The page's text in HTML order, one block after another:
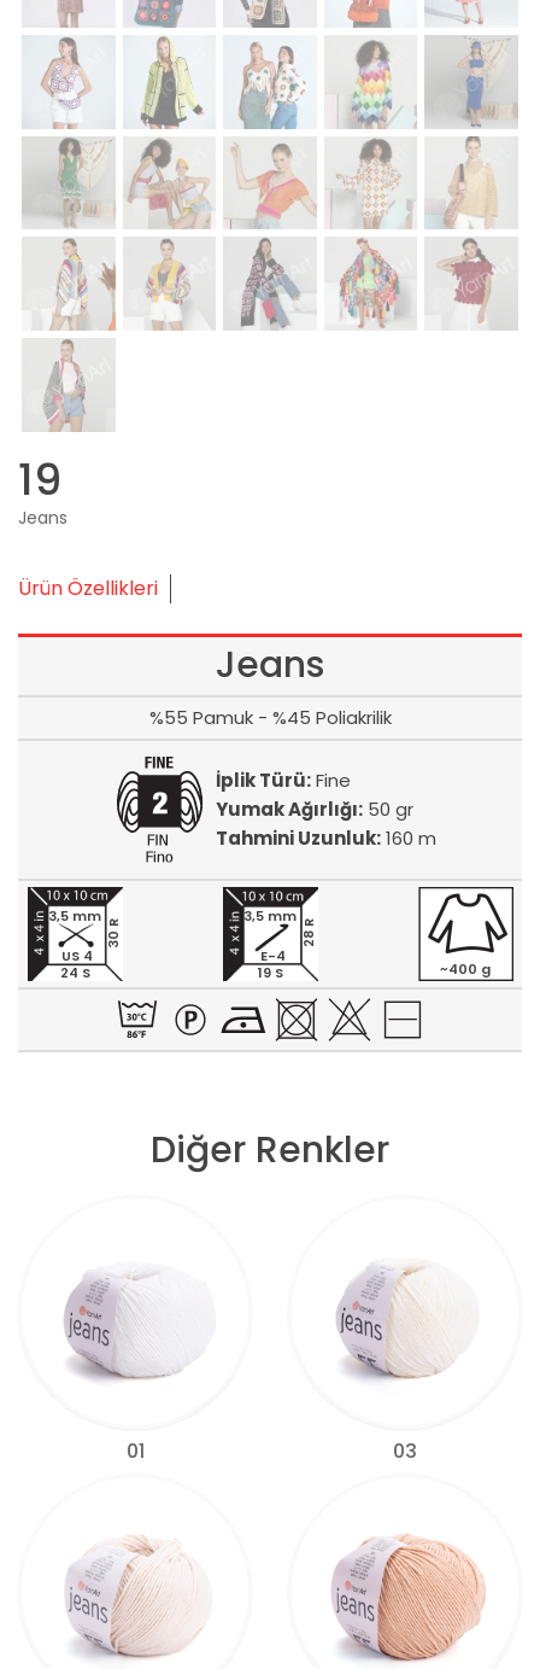
19
Jeans
Ürün Özellikleri
Jeans
%55 Pamuk - %45 Poliakrilik
İplik Türü:Fine
Yumak Ağırlığı:50 gr
Tahmini Uzunluk:160 m
24 S
30 R
3,5 mm
US 4
19 S
28 R
3,5 mm
E-4
~400 g
Diğer Renkler
01 03